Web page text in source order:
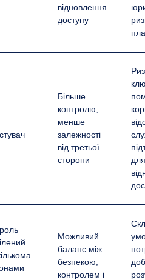
відновлення
доступу
Більше
контролю,
менше
залежності
від третьої
сторони
для
Можливий
баланс між
безпекою,
контролем і